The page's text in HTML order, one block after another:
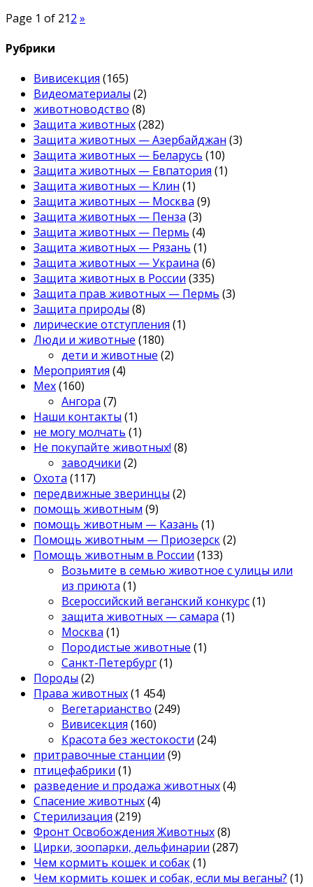
Page 1 of 212 »
Рубрики
Вивисекция (165)
Видеоматериалы (2)
животноводство (8)
Защита животных(282)
Защита животных — Азербайджан (3)
Защита животных — Беларусь (10)
Защита животных — Евпатория (1)
Защита животных — Клин (1)
Защита животных — Москва (9)
Защита животных — Пенза (3)
Защита животных — Пермь (4)
Защита животных — Рязань (1)
Защита животных — Украина (6)
Защита животных в России (335)
Защита прав животных — Пермь (3)
Защита природы (8)
лирические отступления (1)
Люди и животные (180)
дети и животные (2)
Мероприятия (4)
Мех(160)
Ангора (7)
Наши контакты (1)
не могу молчать (1)
Не покупайте животных! (8)
заводчики (2)
Охота (117)
передвижные зверинцы (2)
помощь животным (9)
помощь животным — Казань (1)
Помощь животным — Приозерск(2)
Помощь животным в России (133)
Возьмите в семью животное с улицы или
из приюта (1)
Всероссийский веганский конкурс(1)
защита животных — самара (1)
Москва (1)
Породистые животные (1)
Санкт-Петербург(1)
Породы (2)
Права животных(1 454)
Вегетарианство (249)
Вивисекция (160)
Красота без жестокости (24)
притравочные станции (9)
птицефабрики (1)
разведение и продажа животных(4)
Спасение животных(4)
Стерилизация (219)
Фронт Освобождения Животных(8)
Цирки, зоопарки, дельфинарии (287)
Чем кормить кошек и собак(1)
Чем кормить кошек и собак, если мы веганы? (1)